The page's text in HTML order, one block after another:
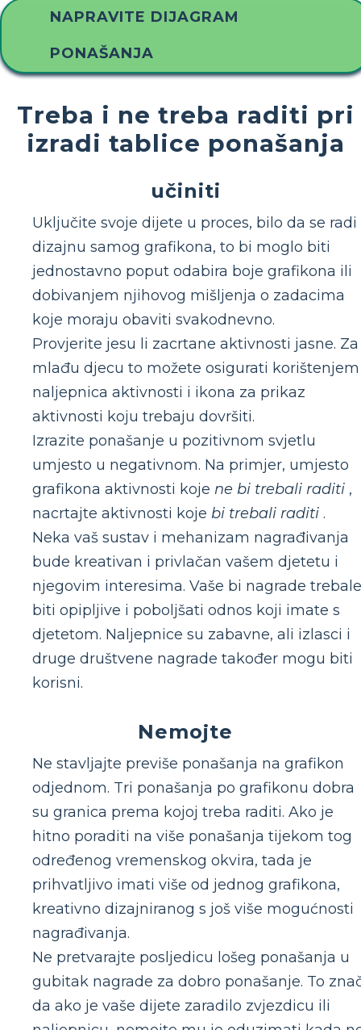
NAPRAVITE DIJAGRAM
PONAŠANJA
Treba i ne treba raditi pri
izradi tablice ponašanja
učiniti
Uključite svoje dijete u proces, bilo da se radi
dizajnu samog grafikona, to bi moglo biti
jednostavno poput odabira boje grafikona ili
dobivanjem njihovog mišljenja o zadacima
koje moraju obaviti svakodnevno.
Provjerite jesu li zacrtane aktivnosti jasne. Za
mlađu djecu to možete osigurati korištenjem
naljepnica aktivnosti i ikona za prikaz
aktivnosti koju trebaju dovršiti.
Izrazite ponašanje u pozitivnom svjetlu
umjesto u negativnom. Na primjer, umjesto
grafikona aktivnosti koje ne bi trebali raditi ,
nacrtajte aktivnosti koje bi trebali raditi .
Neka vaš sustav i mehanizam nagrađivanja
bude kreativan i privlačan vašem djetetu i
njegovim interesima. Vaše bi nagrade trebale
biti opipljive i poboljšati odnos koji imate s
djetetom. Naljepnice su zabavne, ali izlasci i
druge društvene nagrade također mogu biti
korisni.
Nemojte
Ne stavljajte previše ponašanja na grafikon
odjednom. Tri ponašanja po grafikonu dobra
su granica prema kojoj treba raditi. Ako je
hitno poraditi na više ponašanja tijekom tog
određenog vremenskog okvira, tada je
prihvatljivo imati više od jednog grafikona,
kreativno dizajniranog s još više mogućnosti
nagrađivanja.
Ne pretvarajte posljedicu lošeg ponašanja u
gubitak nagrade za dobro ponašanje. To
da ako je vaše dijete zaradilo zvjezdicu ili